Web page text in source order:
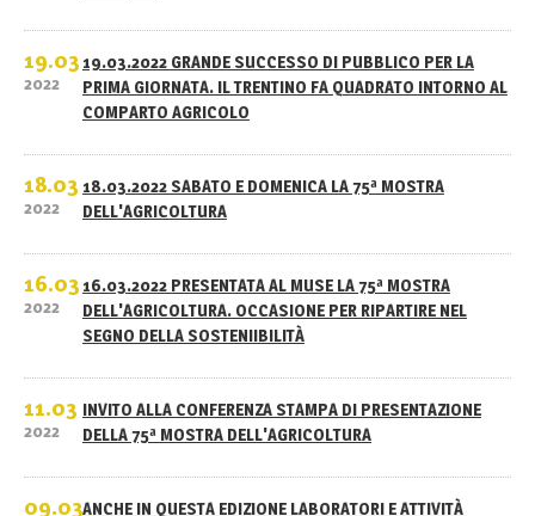
19.03
2022
19.03.2022 GRANDE SUCCESSO DI PUBBLICO PER LA
PRIMA GIORNATA. IL TRENTINO FA QUADRATO INTORNO AL
COMPARTO AGRICOLO
18.03
2022
18.03.2022 SABATO E DOMENICA LA 75ª MOSTRA
DELL'AGRICOLTURA
16.03
2022
16.03.2022 PRESENTATA AL MUSE LA 75ª MOSTRA
DELL'AGRICOLTURA. OCCASIONE PER RIPARTIRE NEL
SEGNO DELLA SOSTENIIBILITÀ
11.03
2022
INVITO ALLA CONFERENZA STAMPA DI PRESENTAZIONE
DELLA 75ª MOSTRA DELL'AGRICOLTURA
09.03ANCHE IN QUESTA EDIZIONE LABORATORI E ATTIVITÀ